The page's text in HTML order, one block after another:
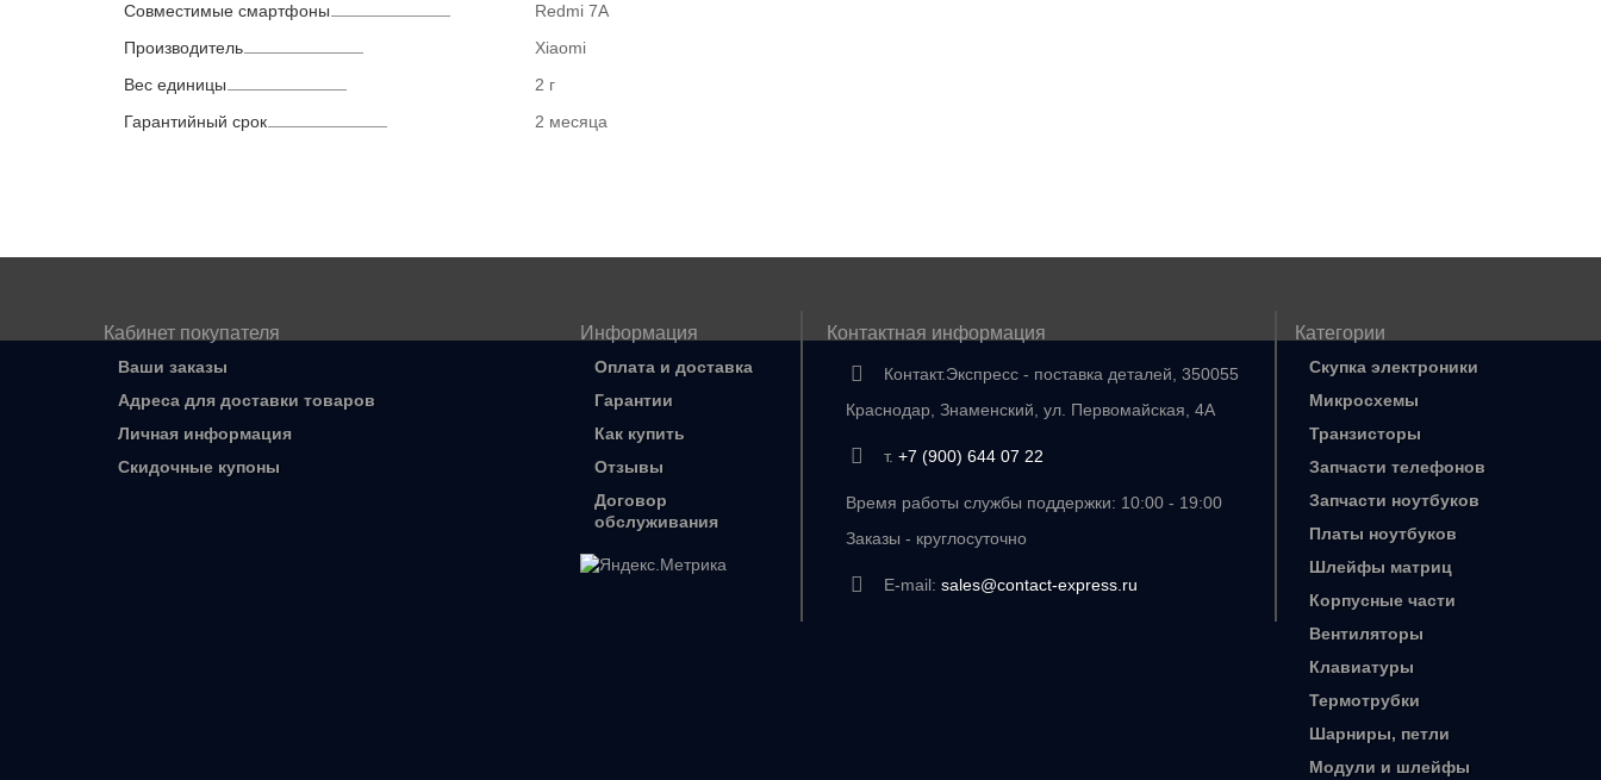
Совместимые смартфоны
Redmi 7A
Производитель
Xiaomi
Вес единицы
2 г
Гарантийный срок
2 месяца
Кабинет покупателя
Ваши заказы
Адреса для доставки товаров
Личная информация
Скидочные купоны
Информация
Оплата и доставка
Гарантии
Как купить
Отзывы
Договор
обслуживания
Контактная информация
Контакт.Экспресс - поставка деталей, 350055
Краснодар, Знаменский, ул. Первомайская, 4А
т. +7 (900) 644 07 22
Время работы службы поддержки: 10:00 - 19:00
Заказы - круглосуточно
E-mail: sales@contact-express.ru
Категории
Скупка электроники
Микросхемы
Транзисторы
Запчасти телефонов
Запчасти ноутбуков
Платы ноутбуков
Шлейфы матриц
Корпусные части
Вентиляторы
Клавиатуры
Термотрубки
Шарниры, петли
Модули и шлейфы